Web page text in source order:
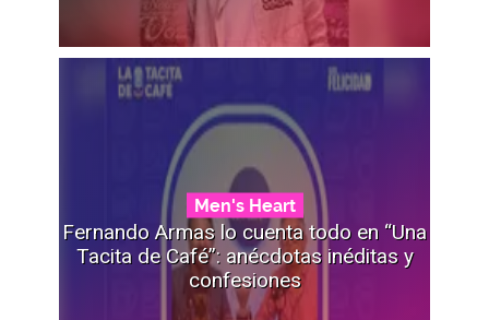
Men's Heart
Fernando Armas lo cuenta todo en “Una
Tacita de Café”: anécdotas inéditas y
confesiones